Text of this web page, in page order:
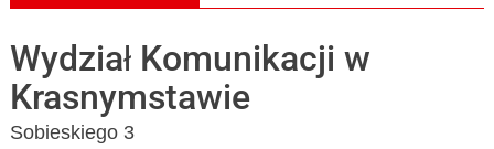
Wydział Komunikacji w
Krasnymstawie
Sobieskiego 3